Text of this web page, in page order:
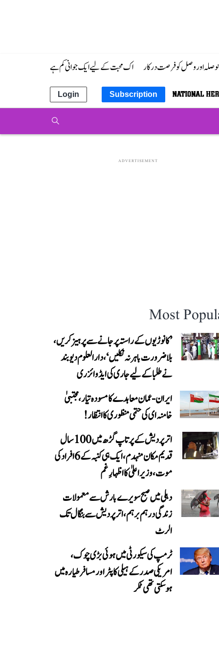
حوصلہ اور وصل کو فرصت درکار اک محبت کے لیے ایک جوانی کم ہے
Subscription
Login
ADVERTISEMENT
Most
’کانوڑیوں کے راستہ پر جانے سے پرہیز کریں،
بلاضرورت باہر نہ نکلیں‘، دارالعلوم دیوبند
نے طلبا کے لیے جاری کی ایڈوائزری
ایران-عمان معاہدے کا مسودہ تیار، مجتبیٰ
خامنہ ای کی حتمی منظوری کا انتظار!
اتر پردیش کے پرتاپ گڑھ میں 100 سال
قدیم مکان منہدم، ایک ہی کنبہ کے 6 افراد کی
موت، وزیر اعلیٰ کا اظہارِ غم
دہلی میں صبح سویرے بارش سے معمولات
زندگی درہم برہم، اترپردیش سے بنگال تک
الرٹ
ٹرمپ کی سیکورٹی میں ہوئی بڑی چوک،
امریکی صدر کے ہیلی کاپٹر اور مسافر طیارہ میں
ہو سکتی تھی ٹکر